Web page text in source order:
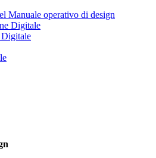
Manuale operativo di design
Digitale